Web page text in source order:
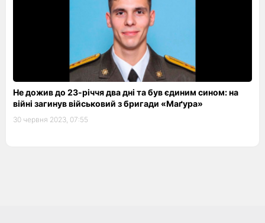
Не дожив до 23-річчя два дні та був єдиним сином: на
війні загинув військовий з бригади «Маґура»
30 червня 2023, 07:55